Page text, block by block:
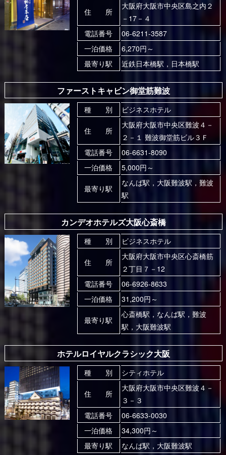
住 所
大阪府大阪市中央区島之内２
－17－４
電話番号
06-6211-3587
一泊価格
6,270円～
最寄り駅
近鉄日本橋駅，日本橋駅
ファーストキャビン御堂筋難波
種 別 ビジネスホテル
住 所
大阪府大阪市中央区難波４－
２－１ 難波御堂筋ビル３Ｆ
電話番号
06-6631-8090
一泊価格
5,000円～
最寄り駅
なんば駅，大阪難波駅，難波
駅
カンデオホテルズ大阪心斎橋
種 別 ビジネスホテル
住 所
大阪府大阪市中央区心斎橋筋
２丁目７－12
電話番号
06-6926-8633
一泊価格
31,200円～
最寄り駅
心斎橋駅，なんば駅，難波
駅，大阪難波駅
ホテルロイヤルクラシック大阪
種 別 シティホテル
住 所
大阪府大阪市中央区難波４－
３－３
電話番号
06-6633-0030
一泊価格
34,300円～
最寄り駅
なんば駅，大阪難波駅